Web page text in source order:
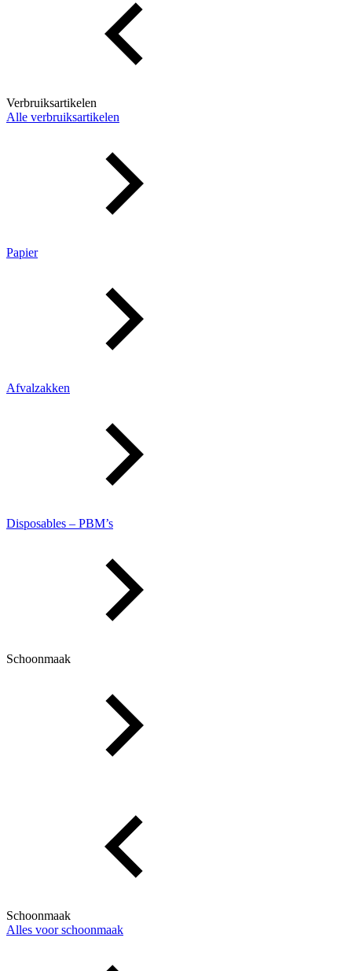
Verbruiksartikelen
Alle verbruiksartikelen
Papier
Afvalzakken
Disposables – PBM’s
Schoonmaak
Schoonmaak
Alles voor schoonmaak